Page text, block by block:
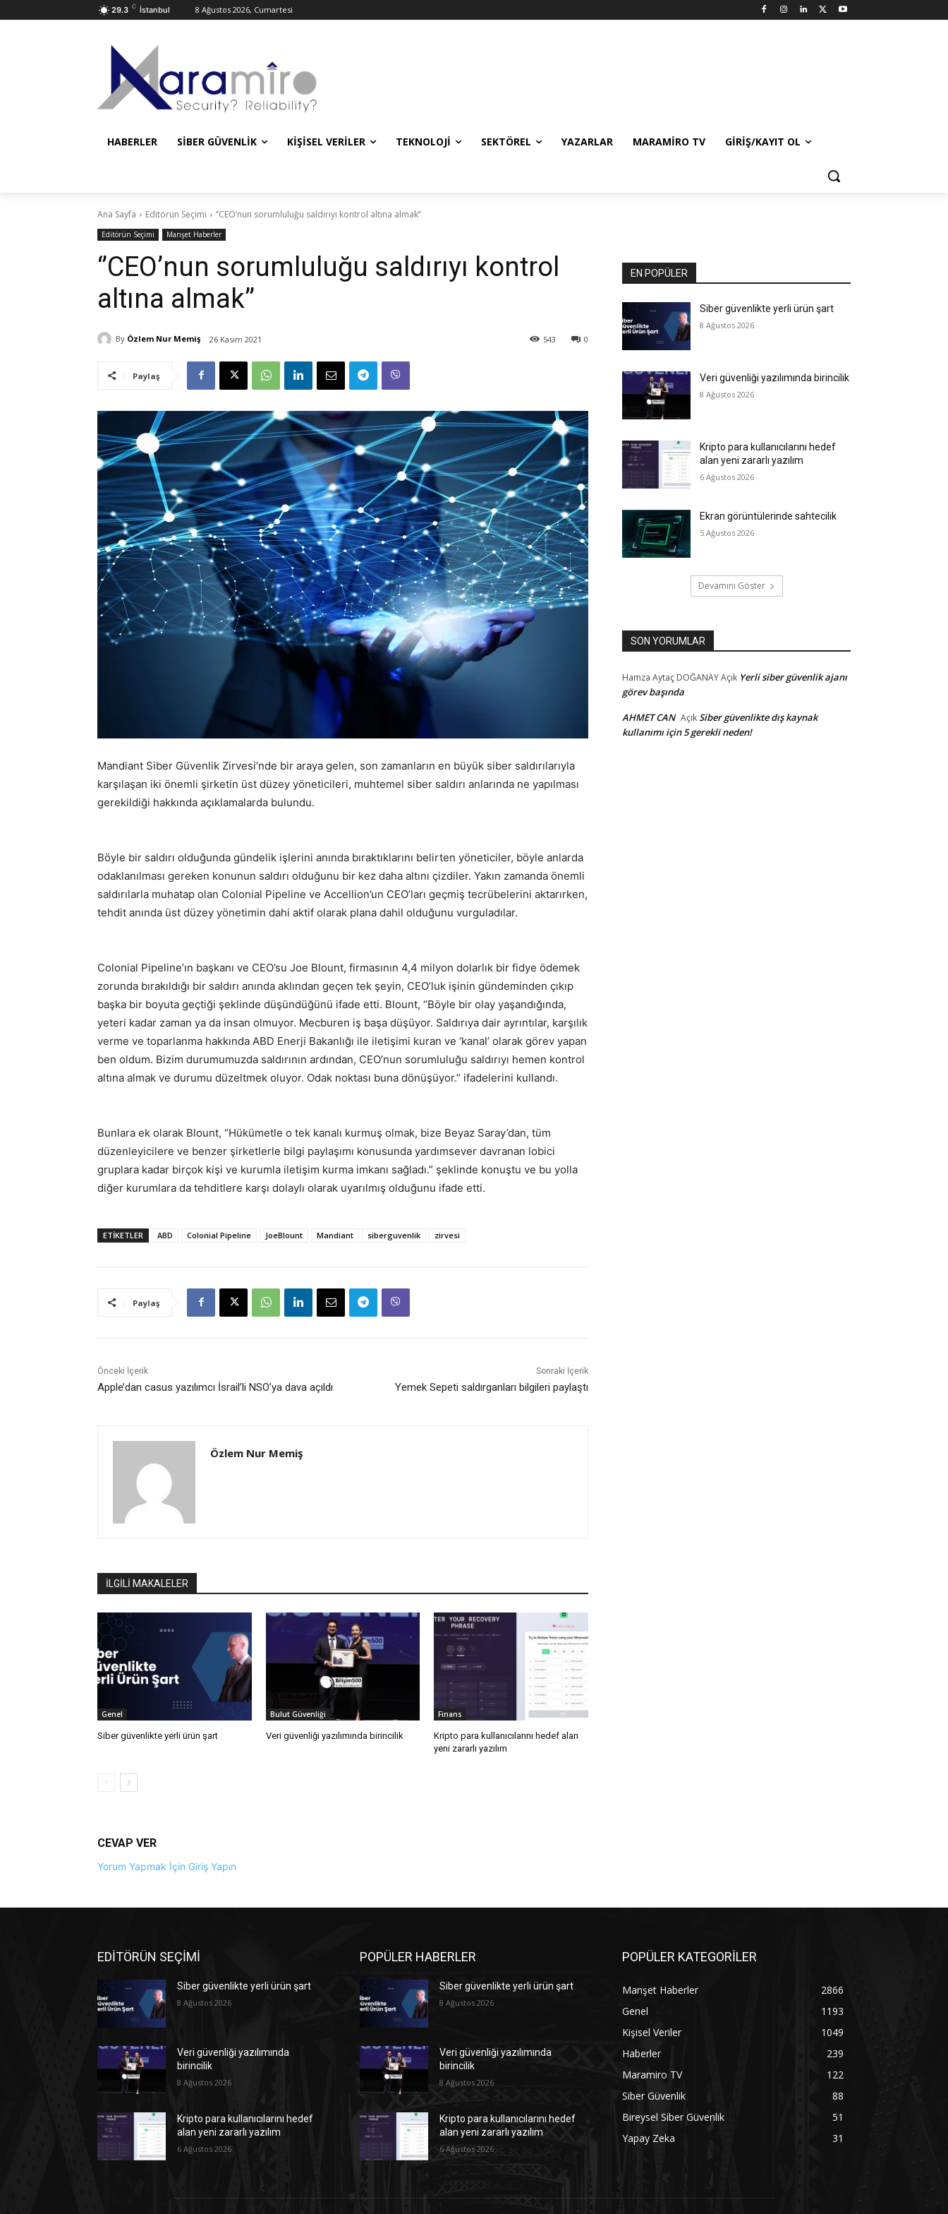
29.3 C İstanbul 8 Ağustos 2026, Cumartesi
HABERLER SIBER GÜVENLIK KIŞISEL VERILER TEKNOLOJI SEKTÖREL YAZARLAR MARAMIRO TV GIRIŞ/KAYIT OL
Ana Sayfa Editörün Seçimi ‘’CEO’nun sorumluluğu saldırıyı kontrol altına almak’’
Editörün Seçimi Manşet Haberler
‘’CEO’nun sorumluluğu saldırıyı kontrol
altına almak’’
By Özlem Nur Memiş 26 Kasım 2021 0
543
Paylaş
Mandiant Siber Güvenlik Zirvesi’nde bir araya gelen, son zamanların en büyük siber saldırılarıyla
karşılaşan iki önemli şirketin üst düzey yöneticileri, muhtemel siber saldırı anlarında ne yapılması
gerekildiği hakkında açıklamalarda bulundu.
Böyle bir saldırı olduğunda gündelik işlerini anında bıraktıklarını belirten yöneticiler, böyle anlarda
odaklanılması gereken konunun saldırı olduğunu bir kez daha altını çizdiler. Yakın zamanda önemli
saldırılarla muhatap olan Colonial Pipeline ve Accellion’un CEO’ları geçmiş tecrübelerini aktarırken,
tehdit anında üst düzey yönetimin dahi aktif olarak plana dahil olduğunu vurguladılar.
Colonial Pipeline’ın başkanı ve CEO’su Joe Blount, firmasının 4,4 milyon dolarlık bir fidye ödemek
zorunda bırakıldığı bir saldırı anında aklından geçen tek şeyin, CEO’luk işinin gündeminden çıkıp
başka bir boyuta geçtiği şeklinde düşündüğünü ifade etti. Blount, “Böyle bir olay yaşandığında,
yeteri kadar zaman ya da insan olmuyor. Mecburen iş başa düşüyor. Saldırıya dair ayrıntılar, karşılık
verme ve toparlanma hakkında ABD Enerji Bakanlığı ile iletişimi kuran ve ‘kanal’ olarak görev yapan
ben oldum. Bizim durumumuzda saldırının ardından, CEO’nun sorumluluğu saldırıyı hemen kontrol
altına almak ve durumu düzeltmek oluyor. Odak noktası buna dönüşüyor.” ifadelerini kullandı.
Bunlara ek olarak Blount, “Hükümetle o tek kanalı kurmuş olmak, bize Beyaz Saray’dan, tüm
düzenleyicilere ve benzer şirketlerle bilgi paylaşımı konusunda yardımsever davranan lobici
gruplara kadar birçok kişi ve kurumla iletişim kurma imkanı sağladı.” şeklinde konuştu ve bu yolla
diğer kurumlara da tehditlere karşı dolaylı olarak uyarılmış olduğunu ifade etti.
ETİKETLER ABD Colonial Pipeline JoeBlount Mandiant siberguvenlik zirvesi
Paylaş
Önceki İçerik
Apple’dan casus yazılımcı İsrail’li NSO’ya dava açıldı
Sonraki İçerik
Yemek Sepeti saldırganları bilgileri paylaştı
Özlem Nur Memiş
İLGİLİ MAKALELER
Genel
Siber güvenlikte yerli ürün şart
Bulut Güvenliği
Veri güvenliği yazılımında birincilik
Finans
Kripto para kullanıcılarını hedef alan
yeni zararlı yazılım
CEVAP VER
Yorum Yapmak İçin Giriş Yapın
EN POPÜLER
Siber güvenlikte yerli ürün şart
8 Ağustos 2026
Veri güvenliği yazılımında birincilik
8 Ağustos 2026
Kripto para kullanıcılarını hedef
alan yeni zararlı yazılım
6 Ağustos 2026
Ekran görüntülerinde sahtecilik
5 Ağustos 2026
Devamını Göster
SON YORUMLAR
Hamza Aytaç DOĞANAYAçık Yerli siber güvenlik ajanı
görev başında
AHMET CAN AçıkSiber güvenlikte dış kaynak
kullanımı için 5 gerekli neden!
EDİTÖRÜN SEÇİMİ
Siber güvenlikte yerli ürün şart
8 Ağustos 2026
Veri güvenliği yazılımında
birincilik
8 Ağustos 2026
Kripto para kullanıcılarını hedef
alan yeni zararlı yazılım
6 Ağustos 2026
POPÜLER HABERLER
Siber güvenlikte yerli ürün şart
8 Ağustos 2026
Veri güvenliği yazılımında
birincilik
8 Ağustos 2026
Kripto para kullanıcılarını hedef
alan yeni zararlı yazılım
6 Ağustos 2026
POPÜLER KATEGORİLER
Manşet Haberler
2866
Genel
1193
Kişisel Veriler
1049
Haberler
239
Maramiro TV
122
Siber Güvenlik
88
Bireysel Siber Güvenlik
51
Yapay Zeka
31